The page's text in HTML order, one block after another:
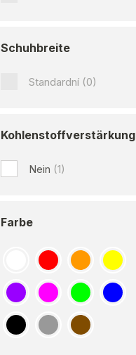
Schuhbreite
Standardní (0)
Kohlenstoffverstärkung
Nein (1)
Farbe